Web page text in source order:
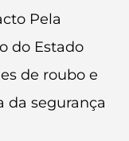
Pela
do Estado
de roubo e
da segurança